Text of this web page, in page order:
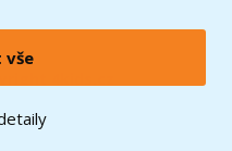
vše
Group.